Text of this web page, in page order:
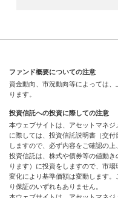
ファンド概要についての注意
資金動向、市況動向等によっては
ります。
投資信託への投資に際しての注意
本ウェブサイトは、アセットマネ
に際しては、投資信託説明書（交
しますので、必ず内容をご確認の上
投資信託は、株式や債券等の値動
ります）に投資をしますので、市
変化により基準価額は変動します
り保証のいずれもありません。